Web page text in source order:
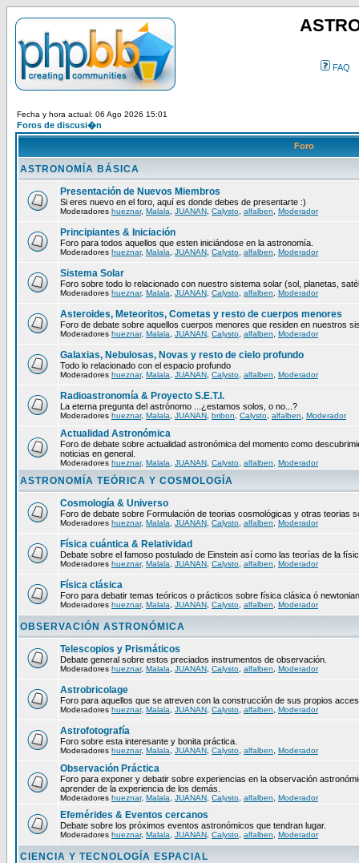
FAQ
Fecha y hora actual: 06 Ago 2026 15:01
Foros de discusi�n
Foro
ASTRONOMÍA BÁSICA
Presentación de Nuevos Miembros
Si eres nuevo en el foro, aquí es donde debes de presentarte :)
Moderadores hueznar, Malala JUANAN Calysto alfalben Moderador
Principiantes & Iniciación
Foro para todos aquellos que esten iniciándose en la astronomía.
Moderadores hueznar, Malala JUANAN Calysto alfalben Moderador
Sistema Solar
Foro sobre todo lo relacionado con nuestro sistema solar (sol, planetas,
Moderadores hueznar, Malala JUANAN Calysto alfalben Moderador
Asteroides, Meteoritos, Cometas y resto de cuerpos menores
Foro de debate sobre aquellos cuerpos menores que residen en nuestros
Moderadores hueznar, Malala JUANAN Calysto alfalben Moderador
Galaxias, Nebulosas, Novas y resto de cielo profundo
Todo lo relacionado con el espacio profundo
Moderadores hueznar, Malala JUANAN Calysto alfalben Moderador
Radioastronomía & Proyecto S.E.T.I.
La eterna pregunta del astrónomo ...¿estamos solos, o no...?
Moderadores hueznar, Malala JUANAN bribon Calysto alfalben Moderador
Actualidad Astronómica
Foro de debate sobre actualidad astronómica del momento como
noticias en general.
Moderadores hueznar, Malala JUANAN Calysto alfalben Moderador
ASTRONOMÍA TEÓRICA Y COSMOLOGÍA
Cosmología & Universo
Foro de debate sobre Formulación de teorias cosmológicas y otras teorias
Moderadores hueznar, Malala JUANAN Calysto alfalben Moderador
Física cuántica & Relatividad
Debate sobre el famoso postulado de Einstein así como las teorías de la
Moderadores hueznar, Malala JUANAN Calysto alfalben Moderador
Física clásica
Foro para debatir temas teóricos o prácticos sobre física clásica ó
Moderadores hueznar, Malala JUANAN Calysto alfalben Moderador
OBSERVACIÓN ASTRONÓMICA
Telescopios y Prismáticos
Debate general sobre estos preciados instrumentos de observación.
Moderadores hueznar, Malala JUANAN Calysto alfalben Moderador
Astrobricolage
Foro para aquellos que se atreven con la construcción de sus propios
Moderadores hueznar, Malala JUANAN Calysto alfalben Moderador
Astrofotografía
Foro sobre esta interesante y bonita práctica.
Moderadores hueznar, Malala JUANAN Calysto alfalben Moderador
Observación Práctica
Foro para exponer y debatir sobre experiencias en la observación
aprender de la experiencia de los demás.
Moderadores hueznar, Malala JUANAN Calysto alfalben Moderador
Efemérides & Eventos cercanos
Debate sobre los próximos eventos astronómicos que tendran lugar.
Moderadores hueznar, Malala JUANAN Calysto alfalben Moderador
CIENCIA Y TECNOLOGÍA ESPACIAL